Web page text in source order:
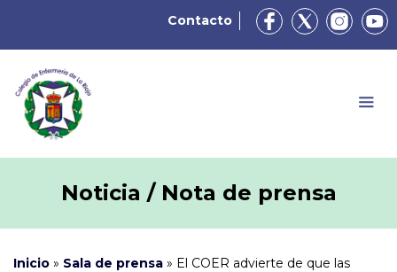
Contacto
Noticia / Nota de prensa
Inicio » Sala de prensa » El COER advierte de que las